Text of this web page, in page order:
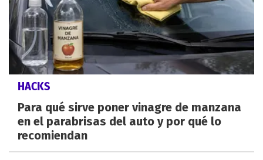
HACKS
Para qué sirve poner vinagre de manzana
en el parabrisas del auto y por qué lo
recomiendan